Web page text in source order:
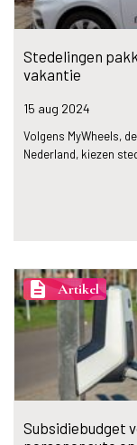
Stedelingen
vakantie
15 aug 2024
Volgens MyWheels,
Nederland, kiezen
description Artikel
Subsidiebudget